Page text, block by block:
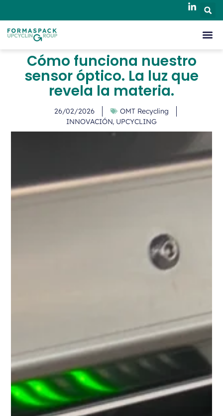
Cómo funciona nuestro
sensor óptico. La luz que
revela la materia.
26/02/2026
OMT Recycling
INNOVACIÓN, UPCYCLING